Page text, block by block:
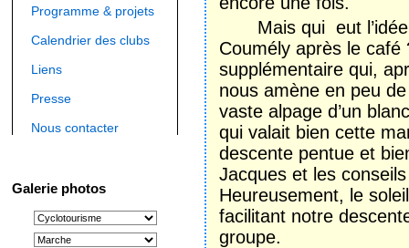
Programme & projets
Calendrier des clubs
Liens
Presse
Nous contacter
Galerie photos
Mais qui eut l’idée
Coumély après le
supplémentaire qui,
nous amène en peu
vaste alpage d’un
qui valait bien cette
descente pentue et
Jacques et les
Heureusement, le
facilitant notre
groupe.